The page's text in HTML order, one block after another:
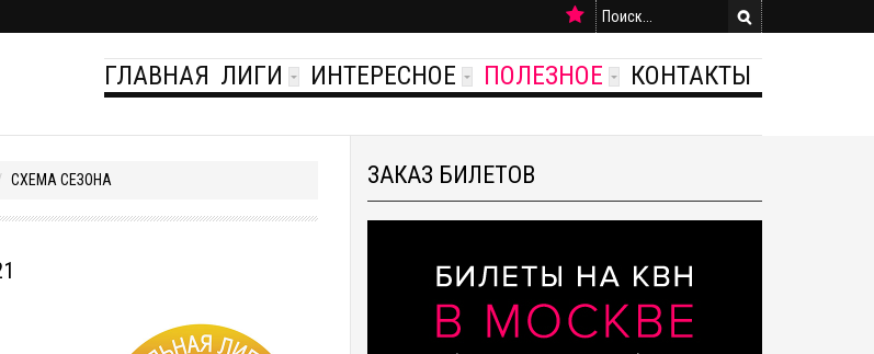
ГЛАВНАЯ ЛИГИ ИНТЕРЕСНОЕ ПОЛЕЗНОЕ КОНТАКТЫ
СХЕМА СЕЗОНА ЗАКАЗ БИЛЕТОВ